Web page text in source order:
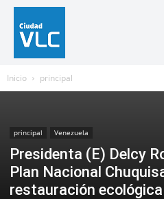
Inicio principal
principal Venezuela
Presidenta (E) Delcy
Plan Nacional
restauración